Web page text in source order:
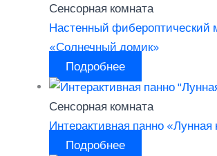
Сенсорная комната
Настенный фибероптический
«Солнечный домик»
Подробнее
Сенсорная комната
Интерактивная панно «Лунная
Подробнее